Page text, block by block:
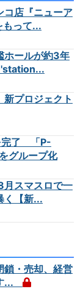
コ店『ニューア
もって...
ホールが約3年
プロジェクト
完了 「P-
グループ化
月スマスロで一
く【新...
鎖・売却、経営
...